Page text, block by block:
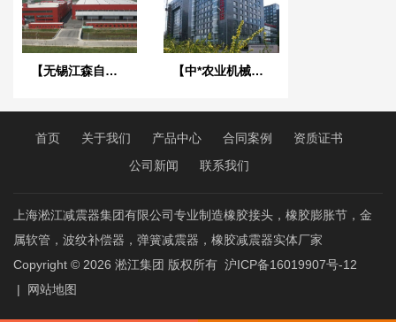
【无锡江森自控鸿山厂项目】DN65橡胶接头合同 【中*农业机械化科学研究院】弹簧减震器合同
首页 关于我们 产品中心 合同案例
资质证书
公司新闻
联系我们
上海淞江减震器集团有限公司专业制造橡胶接头，橡胶膨胀节，金
属软管，波纹补偿器，弹簧减震器，橡胶减震器实体厂家
Copyright © 2026 淞江集团 版权所有 沪ICP备16019907号-12
|
网站地图